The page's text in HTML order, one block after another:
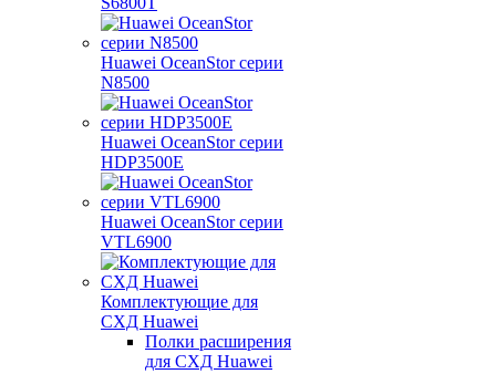
Huawei OceanStor серии
N8500
Huawei OceanStor серии
HDP3500E
Huawei OceanStor серии
VTL6900
Комплектующие для
СХД Huawei
Полки расширения
для СХД Huawei